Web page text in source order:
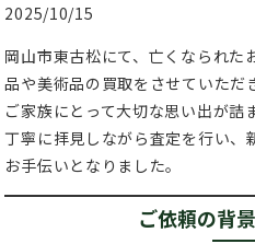
2025/10/15
岡山市東古松にて、亡くなられた
品や美術品の買取をさせていただ
ご家族にとって大切な思い出が詰
丁寧に拝見しながら査定を行い、
お手伝いとなりました。
ご依頼の背